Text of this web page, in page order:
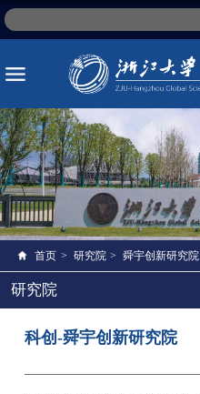
首页 > 研究院 > 舜宇创新研究院
研究院
科创-舜宇创新研究院